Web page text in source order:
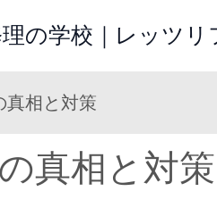
の学校｜レッツ
真相と対策
真相と対策